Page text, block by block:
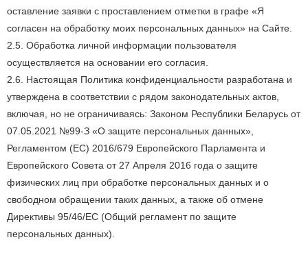
оставление заявки с проставлением отметки в графе «Я
согласен на обработку моих персональных данных» на Сайте.
2.5. Обработка личной информации пользователя
осуществляется на основании его согласия.
2.6. Настоящая Политика конфиденциальности разработана и
утверждена в соответствии с рядом законодательных актов,
включая, но не ограничиваясь: Законом Республики Беларусь от
07.05.2021 №99-З «О защите персональных данных»,
Регламентом (ЕС) 2016/679 Европейского Парламента и
Европейского Совета от 27 Апреля 2016 года о защите
физических лиц при обработке персональных данных и о
свободном обращении таких данных, а также об отмене
Директивы 95/46/EC (Общий регламент по защите
персональных данных).